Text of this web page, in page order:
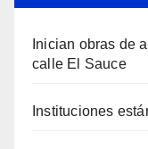
Inician obras de
calle El Sauce
Instituciones